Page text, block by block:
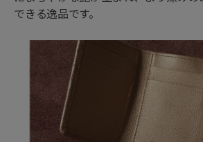
できる逸品です。